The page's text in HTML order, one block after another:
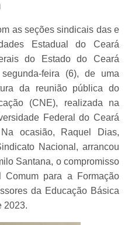
as seções sindicais das e
Estadual do Ceará
do Estado do Ceará
feira (6), de uma
da reunião pública do
(CNE), realizada na
Federal do Ceará
ocasião, Raquel Dias,
Nacional, arrancou
Santana, o compromisso
para a Formação
da Educação Básica
2023.